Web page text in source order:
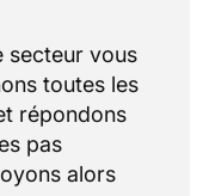
secteur vous
toutes les
répondons
pas
alors